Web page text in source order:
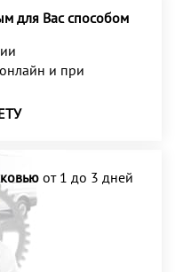
для Вас способом
онлайн и при
от 1 до 3 дней